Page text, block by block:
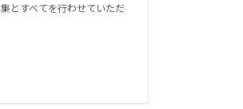
とすべてを行わせていただ